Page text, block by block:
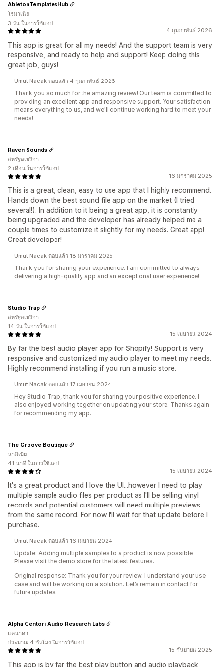
4 กุมภาพันธ์ 2026
This app is great for all my needs! And the support team is very
responsive, and ready to help and support! Keep doing this
great job, guys!
AbletonTemplatesHub
โรมาเนีย
3 วัน ในการใช้แอป
Umut Nacak ตอบแล้ว 4 กุมภาพันธ์ 2026
Thank you so much for the amazing review! Our team is committed to
providing an excellent app and responsive support. Your satisfaction
means everything to us, and we'll continue working hard to meet your
needs!
16 มกราคม 2025
This is a great, clean, easy to use app that I highly recommend.
Hands down the best sound file app on the market (I tried
several!). In addition to it being a great app, it is constantly
being upgraded and the developer has already helped me a
couple times to customize it slightly for my needs. Great app!
Great developer!
Raven Sounds
สหรัฐอเมริกา
2 เดือน ในการใช้แอป
Umut Nacak ตอบแล้ว 18 มกราคม 2025
Thank you for sharing your experience. I am committed to always
delivering a high-quality app and an exceptional user experience!
15 เมษายน 2024
By far the best audio player app for Shopify! Support is very
responsive and customized my audio player to meet my needs.
Highly recommend installing if you run a music store.
Studio Trap
สหรัฐอเมริกา
14 วัน ในการใช้แอป
Umut Nacak ตอบแล้ว 17 เมษายน 2024
Hey Studio Trap, thank you for sharing your positive experience. I
also enjoyed working together on updating your store. Thanks again
for recommending my app.
15 เมษายน 2024
It's a great product and I love the UI...however I need to play
multiple sample audio files per product as I'll be selling vinyl
records and potential customers will need multiple previews
from the same record. For now I'll wait for that update before I
purchase.
The Groove Boutique
นามิเบีย
41 นาที ในการใช้แอป
Umut Nacak ตอบแล้ว 16 เมษายน 2024
Update: Adding multiple samples to a product is now possible.
Please visit the demo store for the latest features.
Original response: Thank you for your review. I understand your use
case and will be working on a solution. Let’s remain in contact for
future updates.
15 กันยายน 2025
This app is by far the best play button and audio playback
Alpha Centori Audio Research Labs
แคนาดา
ประมาณ 4 ชั่วโมง ในการใช้แอป